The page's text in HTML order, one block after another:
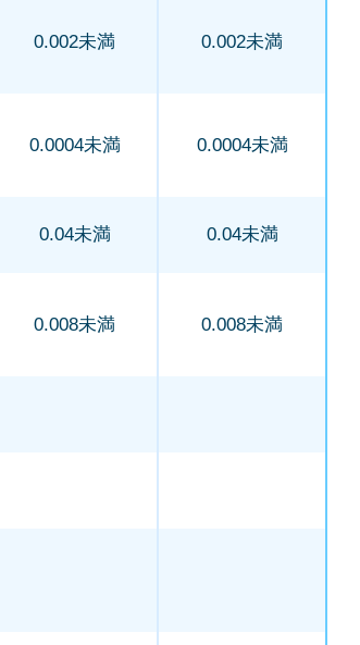
0.002未満 0.002未満
0.0004未満 0.0004未満
0.04未満 0.04未満
0.008未満 0.008未満